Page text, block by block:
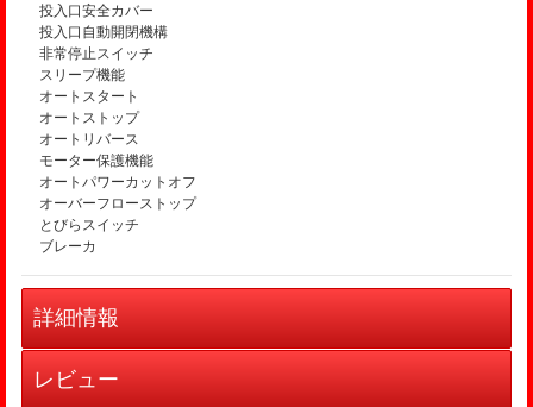
投入口安全カバー
投入口自動開閉機構
非常停止スイッチ
スリープ機能
オートスタート
オートストップ
オートリバース
モーター保護機能
オートパワーカットオフ
オーバーフローストップ
とびらスイッチ
ブレーカ
詳細情報
レビュー